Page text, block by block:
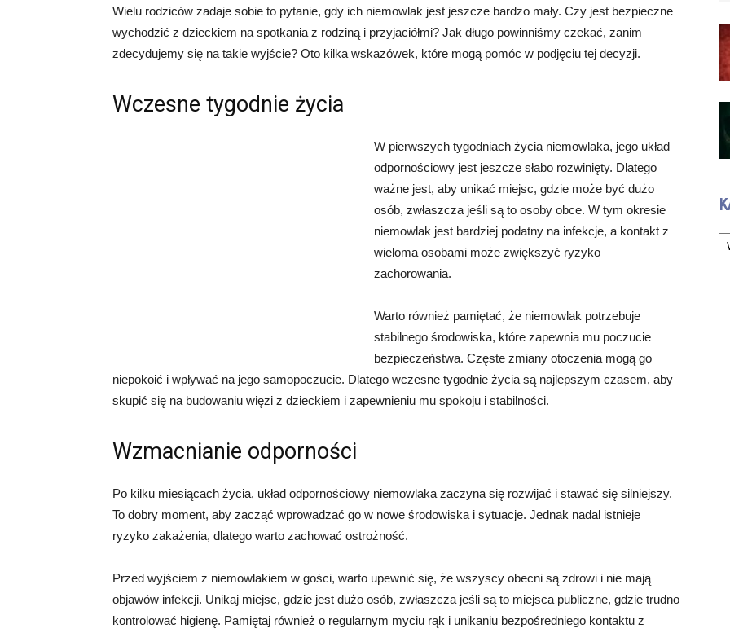
Wielu rodziców zadaje sobie to pytanie, gdy ich niemowlak jest jeszcze bardzo mały. Czy jest bezpieczne
wychodzić z dzieckiem na spotkania z rodziną i przyjaciółmi? Jak długo powinniśmy czekać, zanim
zdecydujemy się na takie wyjście? Oto kilka wskazówek, które mogą pomóc w podjęciu tej decyzji.
Wczesne tygodnie życia
W pierwszych tygodniach życia niemowlaka, jego układ
odpornościowy jest jeszcze słabo rozwinięty. Dlatego
ważne jest, aby unikać miejsc, gdzie może być dużo
osób, zwłaszcza jeśli są to osoby obce. W tym okresie
niemowlak jest bardziej podatny na infekcje, a kontakt z
wieloma osobami może zwiększyć ryzyko
zachorowania.
Warto również pamiętać, że niemowlak potrzebuje
stabilnego środowiska, które zapewnia mu poczucie
bezpieczeństwa. Częste zmiany otoczenia mogą go
niepokoić i wpływać na jego samopoczucie. Dlatego wczesne tygodnie życia są najlepszym czasem, aby
skupić się na budowaniu więzi z dzieckiem i zapewnieniu mu spokoju i stabilności.
Wzmacnianie odporności
Po kilku miesiącach życia, układ odpornościowy niemowlaka zaczyna się rozwijać i stawać się silniejszy.
To dobry moment, aby zacząć wprowadzać go w nowe środowiska i sytuacje. Jednak nadal istnieje
ryzyko zakażenia, dlatego warto zachować ostrożność.
Przed wyjściem z niemowlakiem w gości, warto upewnić się, że wszyscy obecni są zdrowi i nie mają
objawów infekcji. Unikaj miejsc, gdzie jest dużo osób, zwłaszcza jeśli są to miejsca publiczne, gdzie trudno
kontrolować higienę. Pamiętaj również o regularnym myciu rąk i unikaniu bezpośredniego kontaktu z